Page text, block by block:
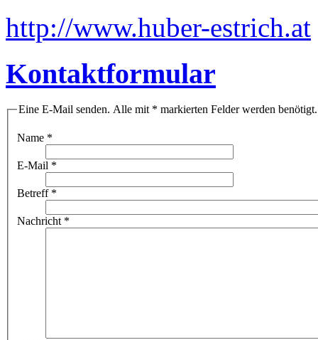
http://www.huber-estrich.at
Kontaktformular
Eine E-Mail senden. Alle mit * markierten Felder werden benötigt.
Name *
E-Mail *
Betreff*
Nachricht *